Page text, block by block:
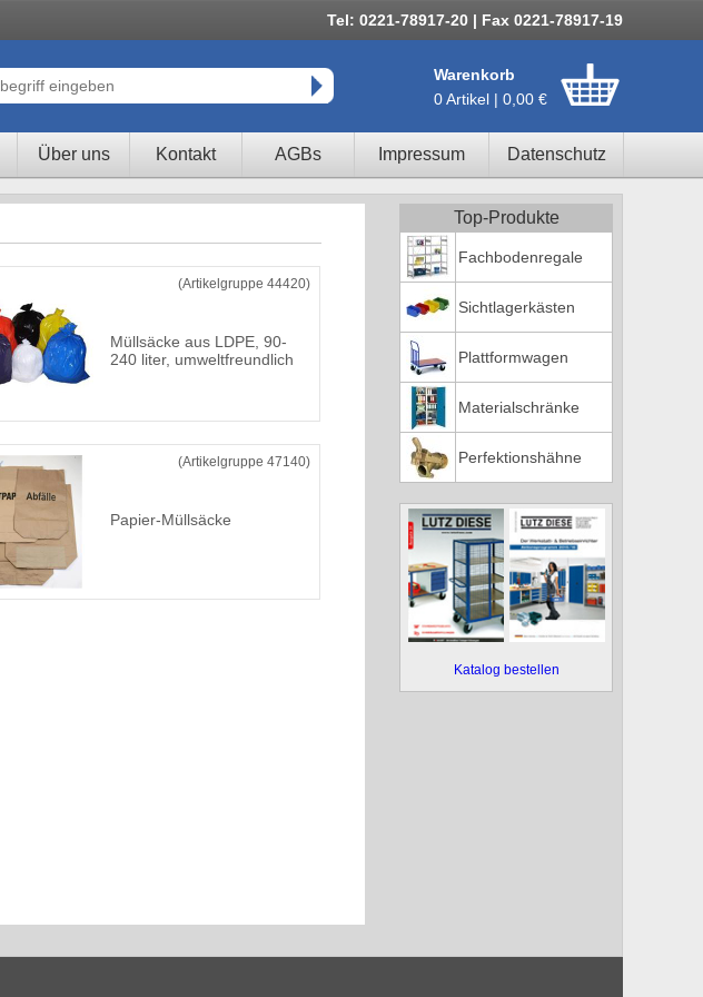
Tel: 0221-78917-20 | Fax 0221-78917-19
Warenkorb
0 Artikel | 0,00 €
Über uns Kontakt AGBs Impressum Datenschutz
(Artikelgruppe 44420)
Müllsäcke aus LDPE, 90-
240 liter, umweltfreundlich
(Artikelgruppe 47140)
Papier-Müllsäcke
Top-Produkte
Fachbodenregale
Sichtlagerkästen
Plattformwagen
Materialschränke
Perfektionshähne
Katalog bestellen